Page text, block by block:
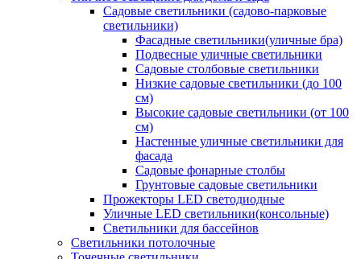
Садовые светильники (садово-парковые
светильники)
Фасадные светильники(уличные бра)
Подвесные уличные светильники
Садовые столбовые светильники
Низкие садовые светильники (до 100
см)
Высокие садовые светильники (от 100
см)
Настенные уличные светильники для
фасада
Садовые фонарные столбы
Грунтовые садовые светильники
Прожекторы LED светодиодные
Уличные LED светильники(консольные)
Светильники для бассейнов
Светильники потолочные